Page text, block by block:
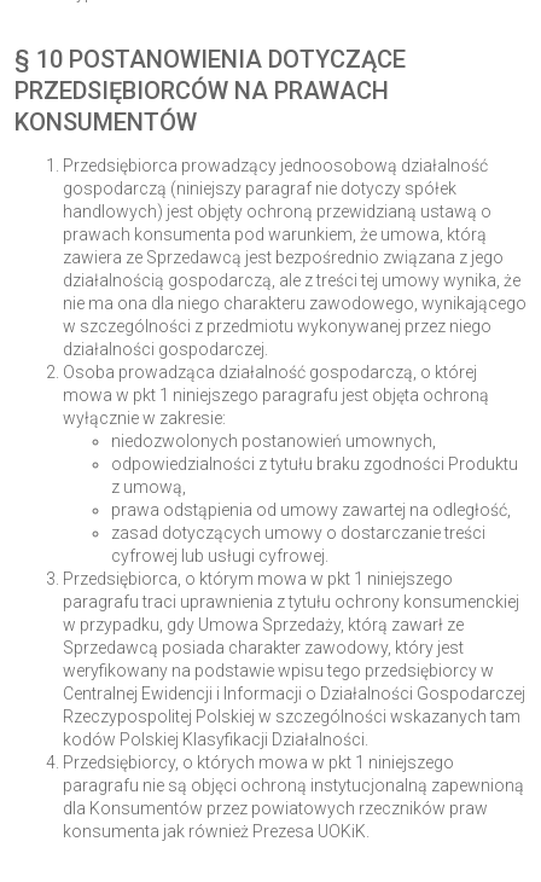
§ 10 POSTANOWIENIA DOTYCZĄCE
PRZEDSIĘBIORCÓW NA PRAWACH
KONSUMENTÓW
Przedsiębiorca prowadzący jednoosobową działalność
gospodarczą (niniejszy paragraf nie dotyczy spółek
handlowych) jest objęty ochroną przewidzianą ustawą o
prawach konsumenta pod warunkiem, że umowa, którą
zawiera ze Sprzedawcą jest bezpośrednio związana z jego
działalnością gospodarczą, ale z treści tej umowy wynika, że
nie ma ona dla niego charakteru zawodowego, wynikającego
w szczególności z przedmiotu wykonywanej przez niego
działalności gospodarczej.
Osoba prowadząca działalność gospodarczą, o której
mowa w pkt 1 niniejszego paragrafu jest objęta ochroną
wyłącznie w zakresie:
niedozwolonych postanowień umownych,
odpowiedzialności z tytułu braku zgodności Produktu
z umową,
prawa odstąpienia od umowy zawartej na odległość,
zasad dotyczących umowy o dostarczanie treści
cyfrowej lub usługi cyfrowej.
Przedsiębiorca, o którym mowa w pkt 1 niniejszego
paragrafu traci uprawnienia z tytułu ochrony konsumenckiej
w przypadku, gdy Umowa Sprzedaży, którą zawarł ze
Sprzedawcą posiada charakter zawodowy, który jest
weryfikowany na podstawie wpisu tego przedsiębiorcy w
Centralnej Ewidencji i Informacji o Działalności Gospodarczej
Rzeczypospolitej Polskiej w szczególności wskazanych tam
kodów Polskiej Klasyfikacji Działalności.
Przedsiębiorcy, o których mowa w pkt 1 niniejszego
paragrafu nie są objęci ochroną instytucjonalną zapewnioną
dla Konsumentów przez powiatowych rzeczników praw
konsumenta jak również Prezesa UOKiK.